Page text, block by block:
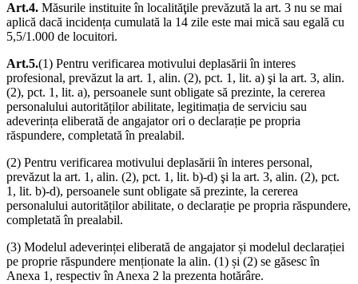
Art.4. Măsurile instituite în localităţile prevăzută la art. 3 nu se mai
aplică dacă incidența cumulată la 14 zile este mai mică sau egală cu
5,5/1.000 de locuitori.
Art.5.(1) Pentru verificarea motivului deplasării în interes
profesional, prevăzut la art. 1, alin. (2), pct. 1, lit. a) şi la art. 3, alin.
(2), pct. 1, lit. a), persoanele sunt obligate să prezinte, la cererea
personalului autorităților abilitate, legitimația de serviciu sau
adeverința eliberată de angajator ori o declarație pe propria
răspundere, completată în prealabil.
(2) Pentru verificarea motivului deplasării în interes personal,
prevăzut la art. 1, alin. (2), pct. 1, lit. b)-d) şi la art. 3, alin. (2), pct.
1, lit. b)-d), persoanele sunt obligate să prezinte, la cererea
personalului autorităților abilitate, o declarație pe propria răspundere,
completată în prealabil.
(3) Modelul adeverinței eliberată de angajator și modelul declarației
pe proprie răspundere menționate la alin. (1) și (2) se găsesc în
Anexa 1, respectiv în Anexa 2 la prezenta hotărâre.